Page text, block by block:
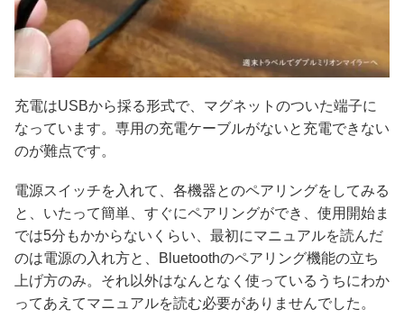
充電はUSBから採る形式で、マグネットのついた端子に
なっています。専用の充電ケーブルがないと充電できない
のが難点です。
電源スイッチを入れて、各機器とのペアリングをしてみる
と、いたって簡単、すぐにペアリングができ、使用開始ま
では5分もかからないくらい、最初にマニュアルを読んだ
のは電源の入れ方と、Bluetoothのペアリング機能の立ち
上げ方のみ。それ以外はなんとなく使っているうちにわか
ってあえてマニュアルを読む必要がありませんでした。